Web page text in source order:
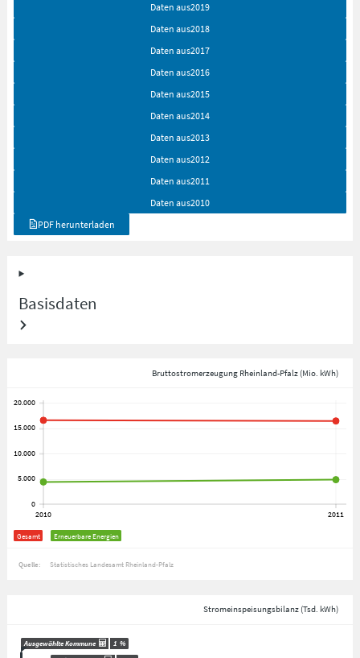
Daten aus2019
Daten aus2018
Daten aus2017
Daten aus2016
Daten aus2015
Daten aus2014
Daten aus2013
Daten aus2012
Daten aus2011
Daten aus2010
PDF herunterladen
Basisdaten
Bruttostromerzeugung Rheinland-Pfalz (Mio. kWh)
Gesamt Erneuerbare Energien
Quelle: Statistisches Landesamt Rheinland-Pfalz
Stromeinspeisungsbilanz (Tsd. kWh)
Ausgewählte Kommune 1 %